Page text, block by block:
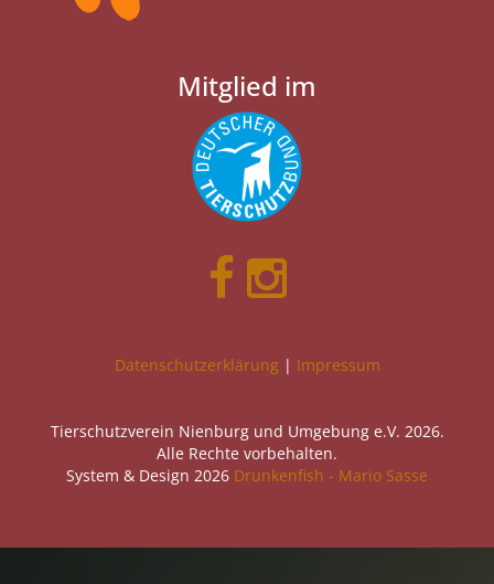
Mitglied im
Datenschutzerklärung | Impressum
Tierschutzverein Nienburg und Umgebung e.V. 2026.
Alle Rechte vorbehalten.
System & Design 2026 Drunkenfish - Mario Sasse